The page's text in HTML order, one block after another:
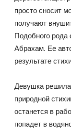
просто сносит
получают
Подобного рода
Абрахам. Ее
результате
Девушка решила
природной
останется в
попадет в